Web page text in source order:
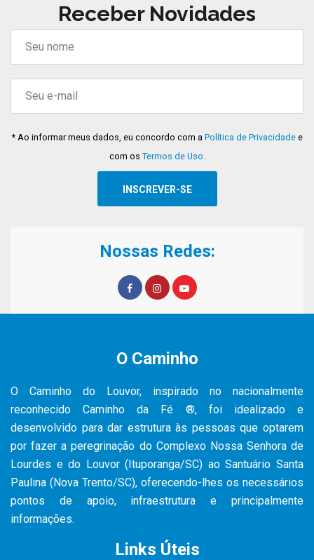
Receber Novidades
* Ao informar meus dados, eu concordo com a Política de Privacidadee
com os Termos de Uso.
Nossas Redes:
O Caminho
O Caminho do Louvor, inspirado no nacionalmente
reconhecido Caminho da Fé ®, foi idealizado e
desenvolvido para dar estrutura às pessoas que optarem
por fazer a peregrinação do Complexo Nossa Senhora de
Lourdes e do Louvor (Ituporanga/SC) ao Santuário Santa
Paulina (Nova Trento/SC), oferecendo-lhes os necessários
pontos de apoio, infraestrutura e principalmente
informações.
Links Úteis